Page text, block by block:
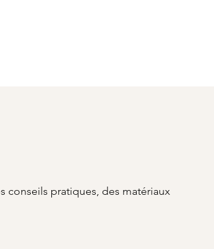
conseils pratiques, des matériaux